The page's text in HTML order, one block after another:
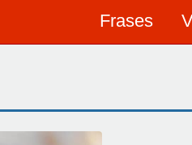
Frases